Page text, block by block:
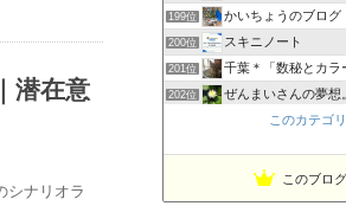
潜在意
シナリオラ
199位 かいちょうのブログ
200位 スキニノート
201位 千葉＊「数秘とカラーと花
202位 ぜんまいさんの夢想。
このカテゴ
このブロ